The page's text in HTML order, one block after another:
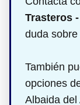
Trasteros
duda
También
opciones
Albaida del